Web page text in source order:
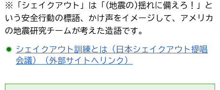
※「シェイクアウト」は「(地震の)揺れに備えろ！」と
いう安全行動の標語、かけ声をイメージして、アメリカ
の地震研究チームが考えた造語です。
シェイクアウト訓練とは（日本シェイクアウト提唱
会議）（外部サイトへリンク）